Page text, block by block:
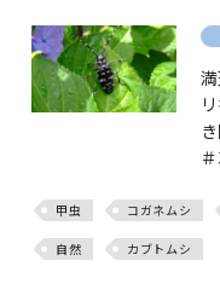
＃
甲虫 コガネムシ
自然 カブトムシ